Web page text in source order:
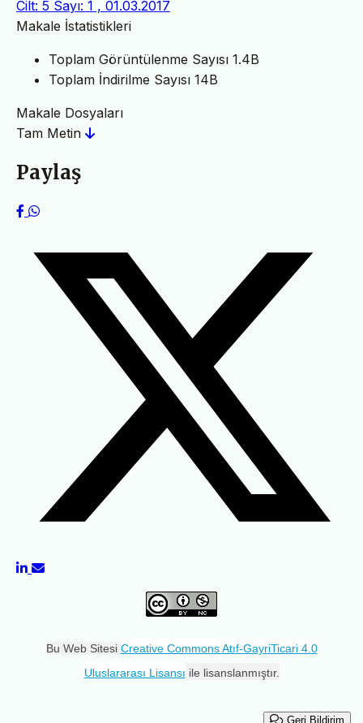
Cilt: 5 Sayı: 1 , 01.03.2017
Makale İstatistikleri
Toplam Görüntülenme Sayısı 1.4B
Toplam İndirilme Sayısı 14B
Makale Dosyaları
Tam Metin
Paylaş
Bu Web Sitesi Creative Commons Atıf-GayriTicari 4.0
Uluslararası Lisansı ile lisanslanmıştır.
Geri Bildirim